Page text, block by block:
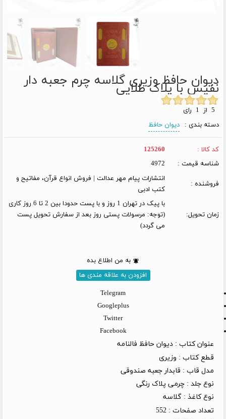
دیوان حافظ وزیری گلاسه چرم جعبه دار
نفیس با پلاک طلایی
دسته بندی :
دیوان حافظ
کد کالا :
125260
شناسه قیمت :
4972
فروشنده :
انتشارات پیام مهر عدالت | فروش انواع قرآن، مفاتیح و
کتب ادبی
زمان تحویل:
با پیک در تهران 1 روز و با پست حدودا بین 2 تا 6 روز کاری
(توجه: مرسولات پستی روز بعد از سفارش تحویل پست
می گردد)
به من اطلاع بده
افزودن به علاقه مندی ها
Telegram
Googleplus
Twitter
Facebook
عنوان کتاب : دیوان حافظ فالنامه
قطع کتاب : وزیری
مدل قاب : قابدار جعبه صندوقی
نوع جلد : چرمی پلاک رنگی
نوع کاغذ : گلاسه
تعداد صفحات : 552